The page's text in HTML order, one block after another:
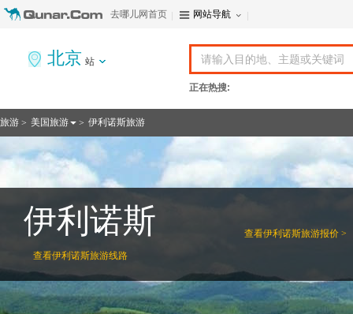
去哪儿网首页 网站导航
北京 站
正在热搜:
旅游 > 美国旅游 > 伊利诺斯旅游
查看伊利诺斯旅游报价 >
伊利诺斯
查看伊利诺斯旅游线路